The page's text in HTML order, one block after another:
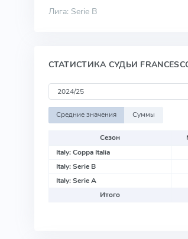
Лига: Serie B
СТАТИСТИКА СУДЬИ
Средние значения Суммы
Сезон
Italy: Coppa Italia
Italy: Serie B
Italy: Serie A
Итого